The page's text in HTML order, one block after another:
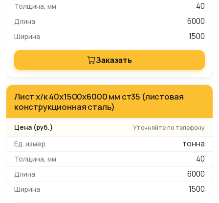
40
6000
1500
Заказать
Лист х/к 40х1500х6000 мм ст35 (листовая
конструкционная сталь)
Уточняйте по телефону
тонна
40
6000
1500